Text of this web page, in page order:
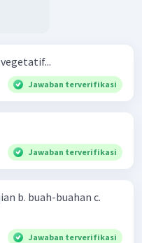
Jawaban terverifikasi
Jawaban terverifikasi
Jawaban terverifikasi